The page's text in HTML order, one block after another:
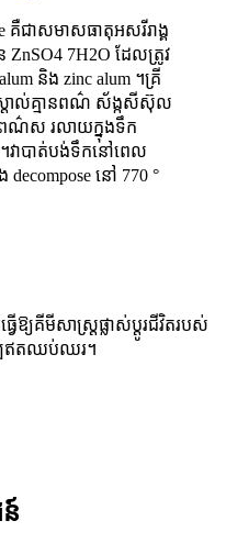
គឺជាសមាសធាតុអសរីរាង្គ
7H2O ដែលត្រូវ
និង zinc alum ។គ្រី
តាល់គ្មានពណ៌ ស័ង្កសីស៊ុល
ពណ៌ស រលាយក្នុងទឹក
វាបាត់បង់ទឹកនៅពេល
នៅ 770 °
ឱ្យគីមីសាស្ត្រផ្លាស់ប្តូរជីវិតរបស់
ឍឥតឈប់ឈរ។